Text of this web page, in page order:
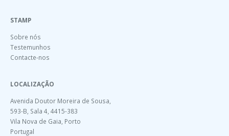
STAMP
Sobre nós
Testemunhos
Contacte-nos
LOCALIZAÇÃO
Avenida Doutor Moreira de Sousa,
593-B, Sala 4, 4415-383
Vila Nova de Gaia, Porto
Portugal